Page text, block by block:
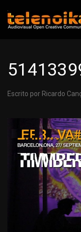
Ir al contenido
Escrito por Ricardo